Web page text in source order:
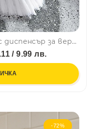
Почистваща мулти четка с диспенсър за веро/сапун/препарат с 3 сменяеми глави
/ 9.99 лв.
-72%